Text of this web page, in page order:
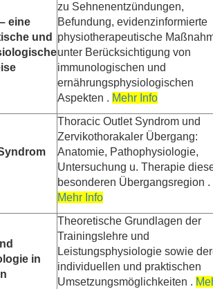
eine
und
zu Sehnenentzündungen,
Befundung, evidenzinformierte
physiotherapeutische
unter Berücksichtigung von
immunologischen und
ernährungsphysiologischen
Aspekten . Mehr Info
Thoracic Outlet Syndrom und
Zervikothorakaler Übergang:
Anatomie, Pathophysiologie,
Untersuchung u. Therapie
besonderen Übergangsregion .
Mehr Info
in
Theoretische Grundlagen der
Trainingslehre und
Leistungsphysiologie sowie
individuellen und praktischen
Umsetzungsmöglichkeiten .